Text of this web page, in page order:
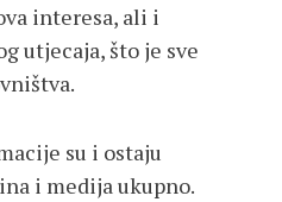
interesa, ali i
utjecaja, što je sve
su i ostaju
i medija ukupno.